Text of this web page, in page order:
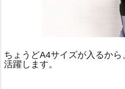
ちょうどA4サイズが入るか
活躍します。